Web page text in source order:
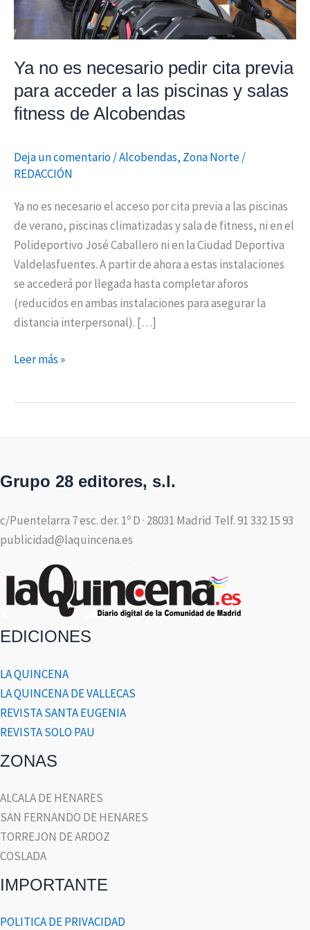
Ya no es necesario pedir cita previa
para acceder a las piscinas y salas
fitness de Alcobendas
Deja un comentario/Alcobendas, Zona Norte/
REDACCIÓN
Ya no es necesario el acceso por cita previa a las piscinas
de verano, piscinas climatizadas y sala de fitness, ni en el
Polideportivo José Caballero ni en la Ciudad Deportiva
Valdelasfuentes. A partir de ahora a estas instalaciones
se accederá por llegada hasta completar aforos
(reducidos en ambas instalaciones para asegurar la
distancia interpersonal). […]
acceder
a
piscinas
y
salas
de
Alcobendas
Leer más »
Grupo 28 editores, s.l.
c/Puentelarra 7 esc. der. 1º D · 28031 Madrid Telf. 91 332 15 93
publicidad@laquincena.es
EDICIONES
LA QUINCENA
LA QUINCENA DE VALLECAS
REVISTA SANTA EUGENIA
REVISTA SOLO PAU
ZONAS
ALCALA DE HENARES
SAN FERNANDO DE HENARES
TORREJON DE ARDOZ
COSLADA
IMPORTANTE
POLITICA DE PRIVACIDAD